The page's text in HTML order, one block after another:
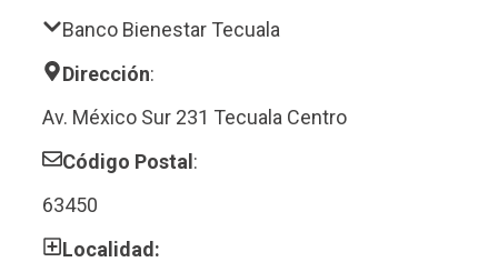
Banco Bienestar Tecuala
Dirección:
Av. México Sur 231 Tecuala Centro
Código Postal:
63450
Localidad: